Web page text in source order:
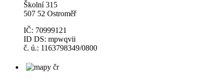
Školní 315
507 52 Ostroměř
IČ: 70999121
ID DS: mpwqvii
č. ú.: 1163798349/0800